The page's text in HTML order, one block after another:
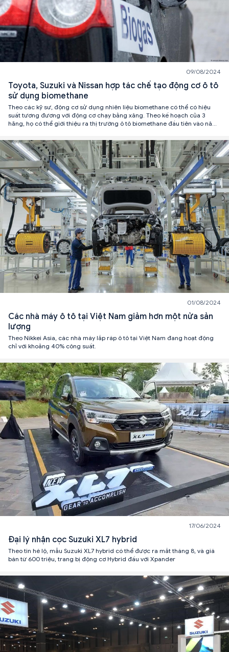
09/08/2024
Toyota, Suzuki và Nissan hợp tác chế tạo động cơ ô tô
sử dụng biomethane
Theo các kỹ sư, động cơ sử dụng nhiên liệu biomethane có thể có hiệu
suất tương đương với động cơ chạy bằng xăng. Theo kế hoạch của 3
hãng, họ có thể giới thiệu ra thị trường ô tô biomethane đầu tiên vào năm
01/08/2024
Các nhà máy ô tô tại Việt Nam giảm hơn một nửa sản
lượng
Theo Nikkei Asia, các nhà máy lắp ráp ô tô tại Việt Nam đang hoạt động
chỉ với khoảng 40% công suất.
17/06/2024
Đại lý nhận cọc Suzuki XL7 hybrid
Theo tin hé lộ, mẫu Suzuki XL7 hybrid có thể được ra mắt tháng 8, và giá
bán từ 600 triệu, trang bị động cơ Hybrid đấu với Xpander